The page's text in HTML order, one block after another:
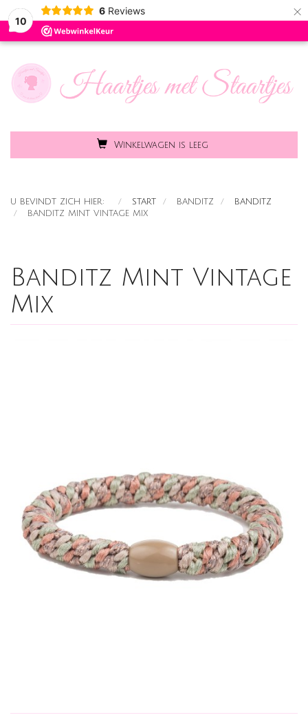
10
6 Reviews ×
Winkelwagen is leeg
Toggle
U BEVINDT ZICH HIER: START BANDITZ
BANDITZ
BANDITZ MINT VINTAGE MIX
Banditz Mint Vintage
Mix